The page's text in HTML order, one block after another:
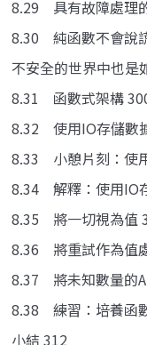
8.29 具有故障處理
8.30 純函數不會說
不安全的世界中也是
8.31 函數式架構
8.32 使用IO存儲數
8.33 小憩片刻：使
8.34 解釋：使用IO
8.35 將一切視為值
8.36 將重試作為值
8.37 將未知數量的
8.38 練習：培養函
小結 312